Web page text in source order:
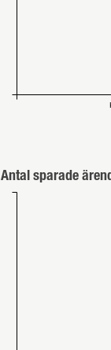
Antal sparade